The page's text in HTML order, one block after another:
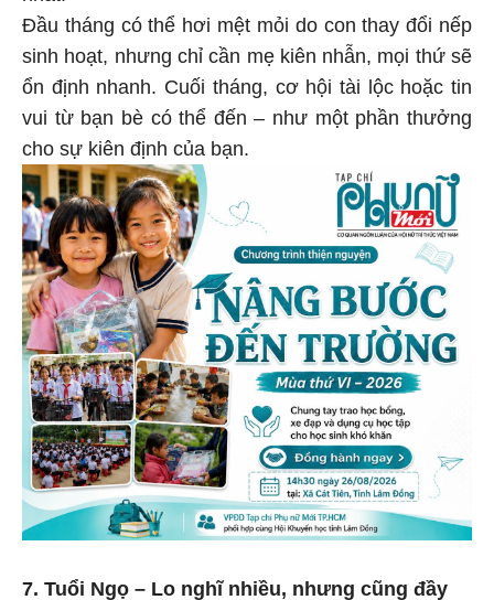
Đầu tháng có thể hơi mệt mỏi do con thay đổi nếp
sinh hoạt, nhưng chỉ cần mẹ kiên nhẫn, mọi thứ sẽ
ổn định nhanh. Cuối tháng, cơ hội tài lộc hoặc tin
vui từ bạn bè có thể đến – như một phần thưởng
cho sự kiên định của bạn.
7. Tuổi Ngọ – Lo nghĩ nhiều, nhưng cũng đầy